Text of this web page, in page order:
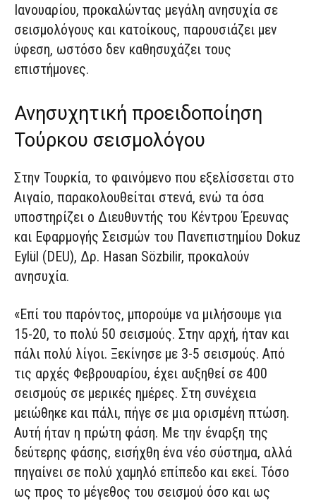
Ιανουαρίου, προκαλώντας μεγάλη ανησυχία σε
σεισμολόγους και κατοίκους, παρουσιάζει μεν
ύφεση, ωστόσο δεν καθησυχάζει τους
επιστήμονες.
Ανησυχητική προειδοποίηση
Τούρκου σεισμολόγου
Στην Τουρκία, το φαινόμενο που εξελίσσεται στο
Αιγαίο, παρακολουθείται στενά, ενώ τα όσα
υποστηρίζει ο Διευθυντής του Κέντρου Έρευνας
και Εφαρμογής Σεισμών του Πανεπιστημίου Dokuz
Eylül (DEU), Δρ. Hasan Sözbilir, προκαλούν
ανησυχία.
«Επί του παρόντος, μπορούμε να μιλήσουμε για
15-20, το πολύ 50 σεισμούς. Στην αρχή, ήταν και
πάλι πολύ λίγοι. Ξεκίνησε με 3-5 σεισμούς. Από
τις αρχές Φεβρουαρίου, έχει αυξηθεί σε 400
σεισμούς σε μερικές ημέρες. Στη συνέχεια
μειώθηκε και πάλι, πήγε σε μια ορισμένη πτώση.
Αυτή ήταν η πρώτη φάση. Με την έναρξη της
δεύτερης φάσης, εισήχθη ένα νέο σύστημα, αλλά
πηγαίνει σε πολύ χαμηλό επίπεδο και εκεί. Τόσο
ως προς το μέγεθος του σεισμού όσο και ως